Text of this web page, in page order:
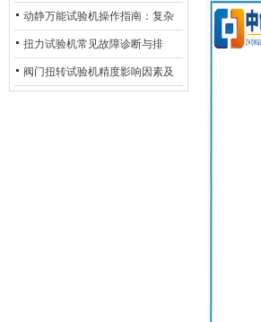
验机的完整测试步骤
动静万能试验机操作指南：复杂
动态测试的标准化流程
扭力试验机常见故障诊断与排
除：从传感器信号异常到机械传
阀门扭转试验机精度影响因素及